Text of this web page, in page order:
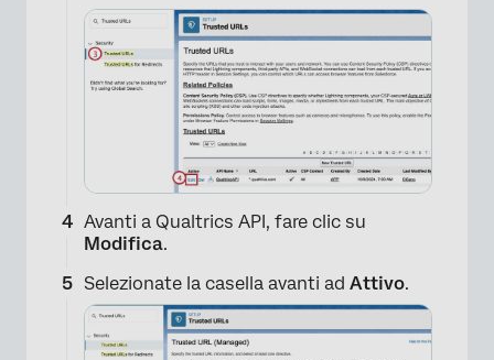
Avanti a Qualtrics API, fare clic su
Modifica.
Selezionate la casella avanti ad Attivo.